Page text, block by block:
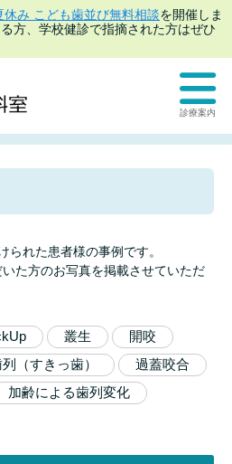
休み こども歯並び無料相談を開催しま
方、学校健診で指摘された方はぜひ
診療案内
れた患者様の事例です。
た方のお写真を掲載させていただ
叢生
開咬
（すきっ歯）
過蓋咬合
加齢による歯列変化